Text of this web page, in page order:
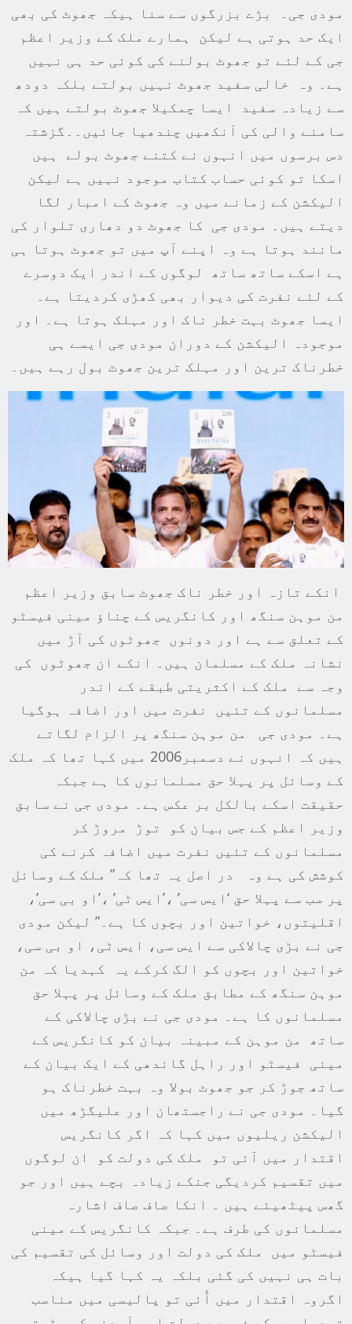
مودی جی۔ بڑے بزرگوں سے سنا ہیکہ جھوٹ کی بھی
ایک حد ہوتی ہے لیکن ہمارے ملک کے وزیر اعظم
جی کے لئے تو جھوٹ بولنے کی کوئی حد ہی نہیں
ہے۔ وہ خالی سفید جھوٹ نہیں بولتے بلکہ دودھ
سے زیادہ سفید ایسا چمکیلا جھوٹ بولتے ہیں کہ
سامنے والی کی آنکھیں چندھیا جائیں۔۔گزشتہ
دس برسوں میں انہوں نے کتنے جھوٹ بولے ہیں
اسکا تو کوئی حساب کتاب موجود نہیں ہے لیکن
الیکشن کے زمانے میں وہ جھوٹ کے امبار لگا
دیتے ہیں۔ مودی جی کا جھوٹ دو دھاری تلوار کی
مانند ہوتا ہے وہ اپنے آپ میں تو جھوٹ ہوتا ہی
ہے اسکے ساتھ ساتھ لوگوں کے اندر ایک دوسرے
کے لئے نفرت کی دیوار بھی کھڑی کردیتا ہے۔
ایسا جھوٹ بہت خطر ناک اور مہلک ہوتا ہے۔ اور
موجودہ الیکشن کے دوران مودی جی ایسے ہی
خطرناک ترین اور مہلک ترین جھوٹ بول رہے ہیں۔
انکے تازہ اور خطر ناک جھوٹ سابق وزیر اعظم
من موہن سنگھ اور کانگریس کے چناؤ مینی فیسٹو
کے تعلق سے ہے اور دونوں جھوٹوں کی آڑ میں
نشانہ ملک کے مسلمان ہیں۔ انکے ان جھوٹوں کی
وجہ سے ملک کے اکثریتی طبقے کے اندر
مسلمانوں کے تئیں نفرت میں اور اضافہ ہوگیا
ہے۔ مودی جی من موہن سنگھ پر الزام لگاتے
ہیں کہ انہوں نے دسمبر2006 میں کہا تھا کہ ملک
کے وسائل پر پہلا حق مسلمانوں کا ہے جبکہ
حقیقت اسکے بالکل بر عکس ہے۔ مودی جی نے سابق
وزیر اعظم کے جس بیان کو توڑ مروڑ کر
مسلمانوں کے تئیں نفرت میں اضافہ کرنے کی
کوشش کی ہے وہ در اصل یہ تھا کہ” ملک کے وسائل
پر سب سے پہلا حق ‘ایس سی’ ،’ایس ٹی’ ،’او بی سی’،
اقلیتوں، خواتین اور بچوں کا ہے۔” لیکن مودی
جی نے بڑی چالاکی سے ایس سی، ایس ٹی، او بی سی،
خواتین اور بچوں کو الگ کرکے یہ کہدیا کہ من
موہن سنگھ کے مطابق ملک کے وسائل پر پہلا حق
مسلمانوں کا ہے۔ مودی جی نے بڑی چالاکی کے
ساتھ من موہن کے مبینہ بیان کو کانگریس کے
مینی فیسٹو اور راہل گاندھی کے ایک بیان کے
ساتھ جوڑ کر جو جھوٹ بولا وہ بہت خطرناک ہو
گیا۔ مودی جی نے راجستھان اور علیگڑھ میں
الیکشن ریلیوں میں کہا کہ اگر کانگریس
اقتدار میں آئی تو ملک کی دولت کو ان لوگوں
میں تقسیم کردیگی جنکے زیادہ بچے ہیں اور جو
گھس پیٹھیئے ہیں ۔ انکا صاف صاف اشارہ
مسلمانوں کی طرف ہے۔ جبکہ کانگریس کے مینی
فیسٹو میں ملک کی دولت اور وسائل کی تقسیم کی
بات ہی نہیں کی گئی بلکہ یہ کہا گیا ہیکہ
اگروہ اقتدار میں آٗئی تو پالیسی میں مناسب